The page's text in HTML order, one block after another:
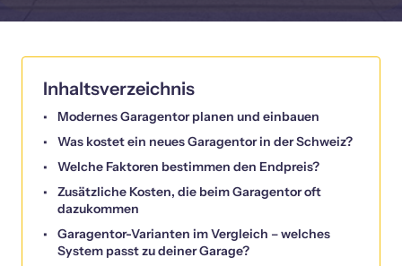
Inhaltsverzeichnis
Modernes Garagentor planen und einbauen
Was kostet ein neues Garagentor in der Schweiz?
Welche Faktoren bestimmen den Endpreis?
Zusätzliche Kosten, die beim Garagentor oft
dazukommen
Garagentor-Varianten im Vergleich – welches
System passt zu deiner Garage?